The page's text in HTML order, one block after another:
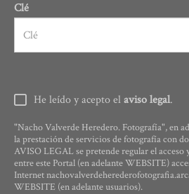
Clé
He leído y acepto elaviso legal.
"Nacho Valverde Heredero. Fotografía", en
la prestación de servicios de fotografía con
AVISO LEGAL se pretende regular el acceso
entre este Portal (en adelante WEBSITE)
Internet
WEBSITE (en adelante usuarios).